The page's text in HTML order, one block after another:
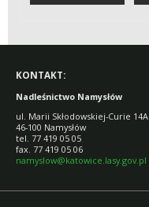
KONTAKT:
Nadleśnictwo Namysłów
ul. Marii Skłodowskiej-Curie 14A
46-100 Namysłów
tel. 77 419 05 05
fax. 77 419 05 06
namyslow@katowice.lasy.gov.pl